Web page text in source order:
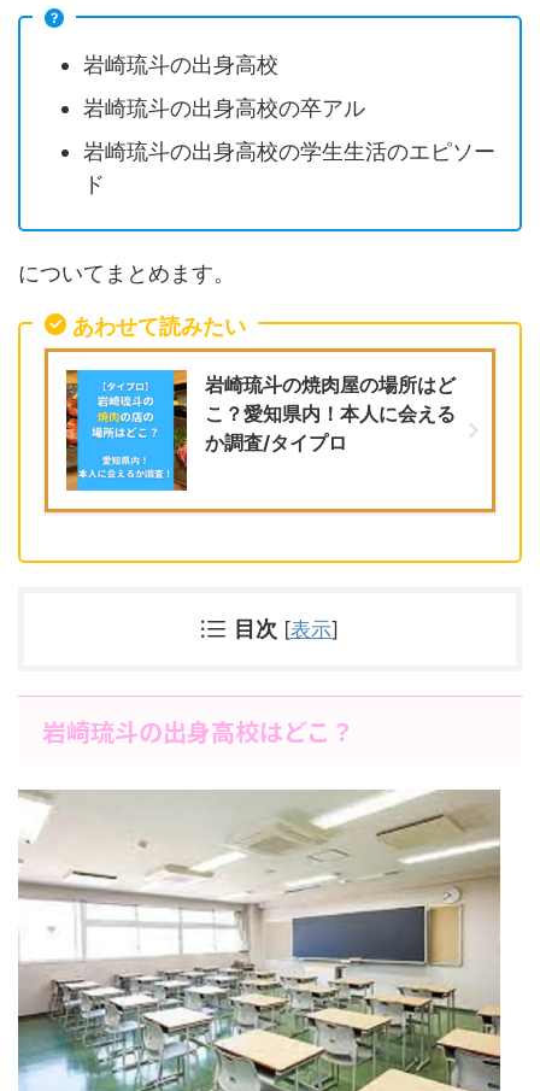
岩崎琉斗の出身高校
岩崎琉斗の出身高校の卒アル
岩崎琉斗の出身高校の学生生活のエピソー
ド
についてまとめます。
あわせて読みたい
岩崎琉斗の焼肉屋の場所はど
こ？愛知県内！本人に会える
か調査/タイプロ
目次 [表示]
岩崎琉斗の出身高校はどこ？